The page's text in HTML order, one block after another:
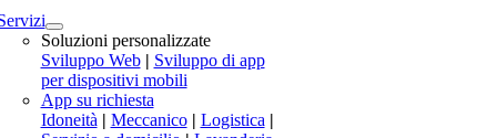
Soluzioni personalizzate
Sviluppo Web| Sviluppo di app
per dispositivi mobili
App su richiesta
Idoneità| Meccanico| Logistica|